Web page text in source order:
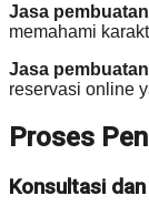
Jasa
memahami
Jasa
reservasi online
Proses
Konsultasi